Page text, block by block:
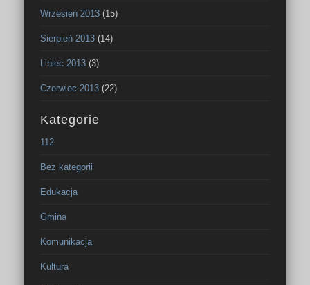
Wrzesień 2013 (15)
Sierpień 2013 (14)
Lipiec 2013 (3)
Czerwiec 2013 (22)
Kategorie
112
Bez kategorii
Edukacja
Gmina
Komunikacja
Kultura